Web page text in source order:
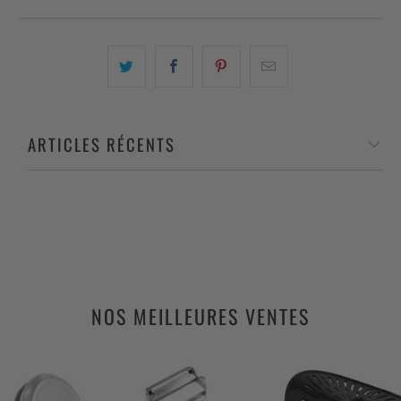
ARTICLES RÉCENTS
NOS MEILLEURES VENTES